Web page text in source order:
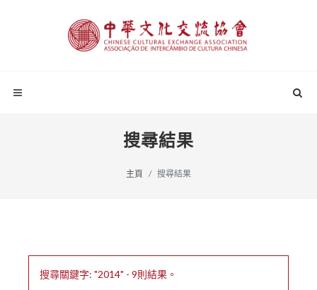
搜尋結果
主頁 搜尋結果
搜尋關鍵字: "2014" - 9則結果。